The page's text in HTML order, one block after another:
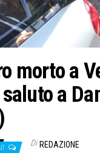
morto a
saluto a
0 Di REDAZIONE